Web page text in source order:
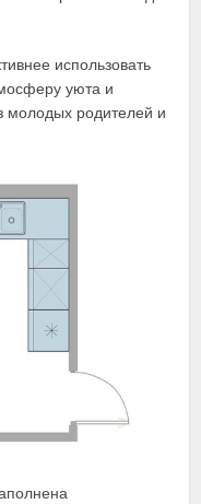
использовать
уюта и
молодых родителей и